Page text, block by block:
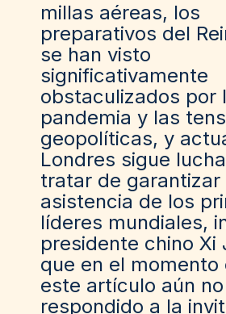
millas aéreas, los
preparativos del
se han visto
significativamente
obstaculizados por
pandemia y las
geopolíticas, y
Londres sigue
tratar de garantizar
asistencia de los
líderes mundiales,
presidente chino Xi
que en el momento
este artículo aún
respondido a la